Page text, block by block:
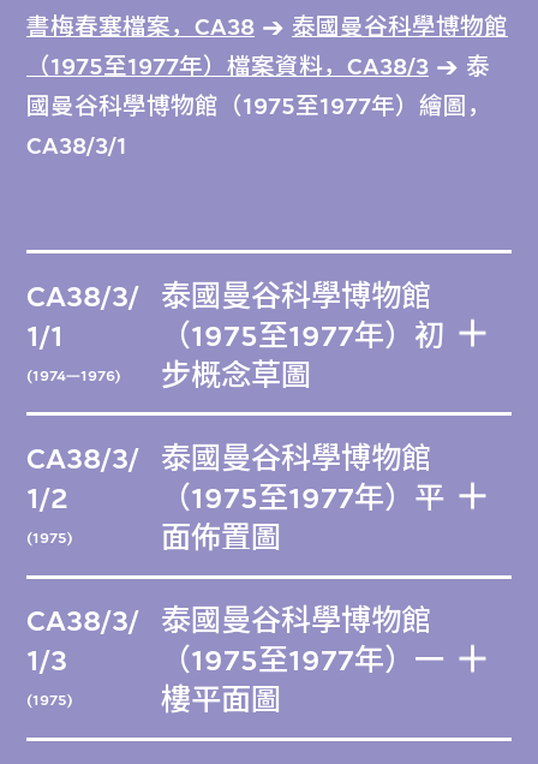
書梅春塞檔案，CA38
泰國曼谷科學博物館
（1975至1977年）檔案資料，CA38/3
泰
國曼谷科學博物館（1975至1977年）繪圖，
CA38/3/1
CA38/3/
1/1
(1974—1976)
泰國曼谷科學博物館
（1975至1977年）初
步概念草圖
CA38/3/
1/2
(1975)
泰國曼谷科學博物館
（1975至1977年）平
面佈置圖
CA38/3/
1/3
(1975)
泰國曼谷科學博物館
（1975至1977年）一
樓平面圖